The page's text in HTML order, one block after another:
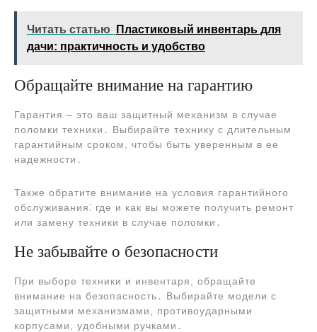
Читать статью
Пластиковый инвентарь для
дачи: практичность и удобство
Обращайте внимание на гарантию
Гарантия – это ваш защитный механизм в случае
поломки техники․ Выбирайте технику с длительным
гарантийным сроком, чтобы быть уверенным в ее
надежности․
Также обратите внимание на условия гарантийного
обслуживания⁚ где и как вы можете получить ремонт
или замену техники в случае поломки․
Не забывайте о безопасности
При выборе техники и инвентаря, обращайте
внимание на безопасность․ Выбирайте модели с
защитными механизмами, противоударными
корпусами, удобными ручками․